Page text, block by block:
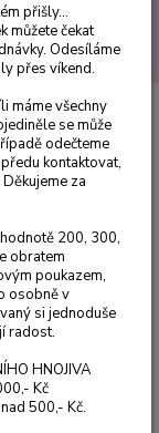
Hledat
Kong Mosaic - cena
přišly...
můžete čekat
Odesíláme
přes víkend.
máme všechny
se může
odečteme
kontaktovat,
za
200, 300,
obratem
poukazem,
osobně v
si jednoduše
radost.
HNOJIVA
Kč
500,- Kč.